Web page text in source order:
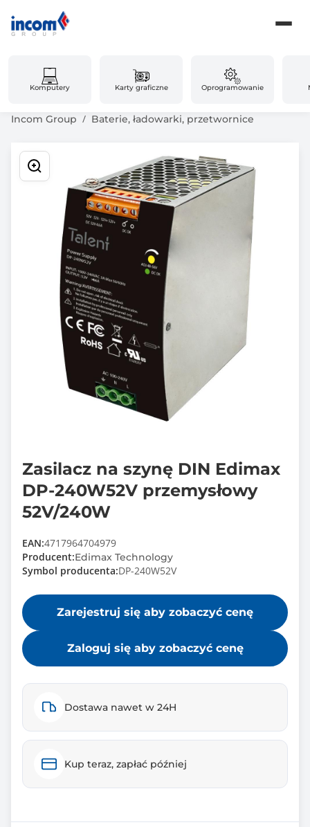
Komputery Karty graficzne Oprogramowanie
Incom Group Baterie, ładowarki, przetwornice
Zasilacz na szynę DIN Edimax
DP-240W52V przemysłowy
52V/240W
EAN:4717964704979
Producent:Edimax Technology
Symbol producenta:DP-240W52V
Zarejestruj się aby zobaczyć cenę
Zaloguj się aby zobaczyć cenę
Dostawa nawet w 24H
Kup teraz, zapłać później